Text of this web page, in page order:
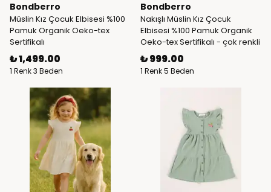
Bondberro
Müslin Kız Çocuk Elbisesi %100
Pamuk Organik Oeko-tex
Sertifikalı
₺ 1,499.00
1 Renk 3 Beden
Bondberro
Nakışlı Müslin Kız Çocuk
Elbisesi %100 Pamuk Organik
Oeko-tex Sertifikalı - çok renkli
₺ 999.00
1 Renk 5 Beden